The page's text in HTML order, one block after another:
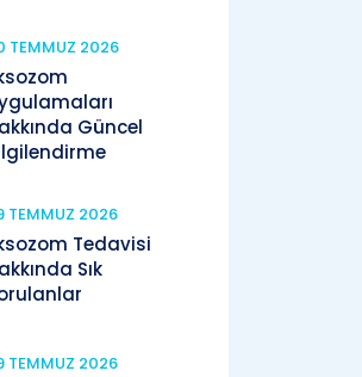
TEMMUZ 2026
Güncel
TEMMUZ 2026
Tedavisi
Sık
TEMMUZ 2026